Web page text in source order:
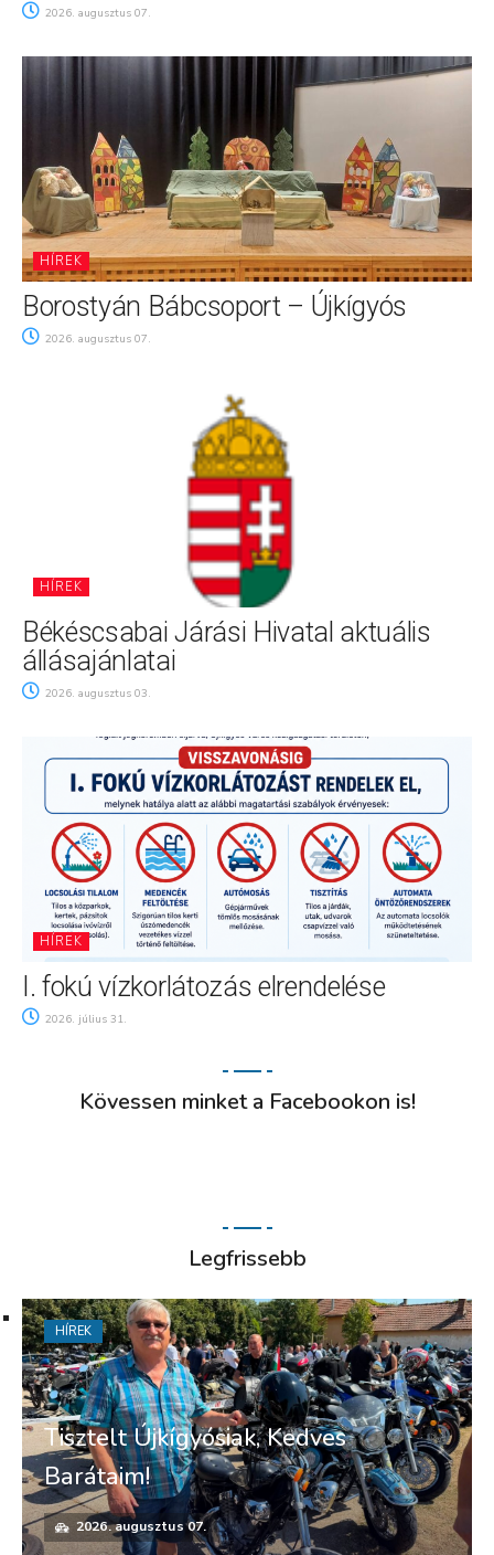
2026. augusztus 07.
HÍREK
Borostyán Bábcsoport – Újkígyós
2026. augusztus 07.
HÍREK
Békéscsabai Járási Hivatal aktuális
állásajánlatai
2026. augusztus 03.
HÍREK
I. fokú vízkorlátozás elrendelése
2026. július 31.
Kövessen minket a Facebookon is!
Legfrissebb
Tisztelt Újkígyósiak, Kedves
Barátaim!
2026. augusztus 07.
HÍREK